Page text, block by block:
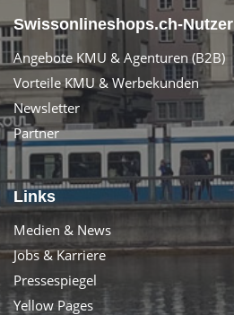
Swissonlineshops.ch-Nutzer
Angebote KMU & Agenturen (B2B)
Vorteile KMU & Werbekunden
Newsletter
Partner
Links
Medien & News
Jobs & Karriere
Pressespiegel
Yellow Pages